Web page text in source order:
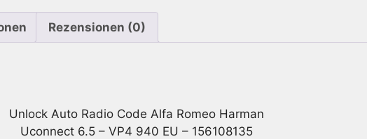
-
Menge
Rezensionen (0)
Unlock Auto Radio Code Alfa Romeo Harman
Uconnect 6.5 – VP4 940 EU – 156108135